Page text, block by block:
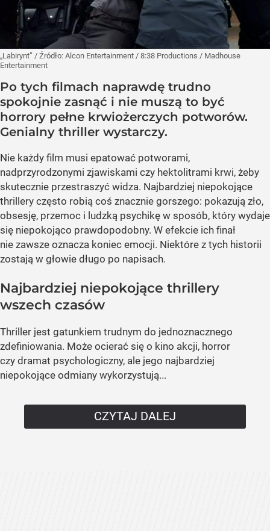
„Labirynt” / Źródło: Alcon Entertainment / 8:38 Productions / Madhouse
Entertainment
Po tych filmach naprawdę trudno
spokojnie zasnąć i nie muszą to być
horrory pełne krwiożerczych potworów.
Genialny thriller wystarczy.
Nie każdy film musi epatować potworami,
nadprzyrodzonymi zjawiskami czy hektolitrami krwi, żeby
skutecznie przestraszyć widza. Najbardziej niepokojące
thrillery często robią coś znacznie gorszego: pokazują zło,
obsesję, przemoc i ludzką psychikę w sposób, który wydaje
się niepokojąco prawdopodobny. W efekcie ich finał
nie zawsze oznacza koniec emocji. Niektóre z tych historii
zostają w głowie długo po napisach.
Najbardziej niepokojące thrillery
wszech czasów
Thriller jest gatunkiem trudnym do jednoznacznego
zdefiniowania. Może ocierać się o kino akcji, horror
czy dramat psychologiczny, ale jego najbardziej
niepokojące odmiany wykorzystują...
CZYTAJ DALEJ